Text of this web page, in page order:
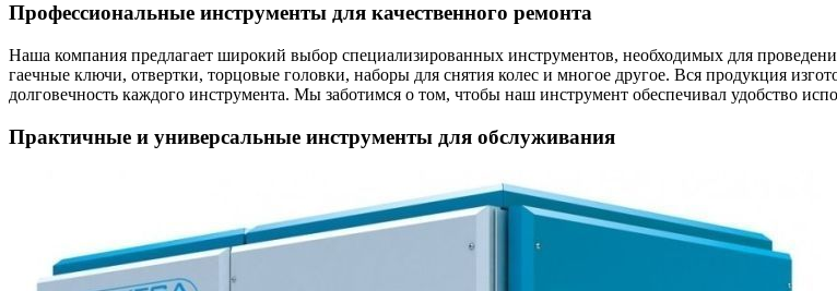
Профессиональные инструменты для качественного ремонта
Наша компания предлагает широкий выбор специализированных инструментов, необходимых для
гаечные ключи, отвертки, торцовые головки, наборы для снятия колес и многое другое. Вся продукция
долговечность каждого инструмента. Мы заботимся о том, чтобы наш инструмент обеспечивал удобство
Практичные и универсальные инструменты для обслуживания